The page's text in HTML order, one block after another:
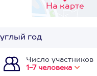
На карте
год
Число участников
1-7 человека